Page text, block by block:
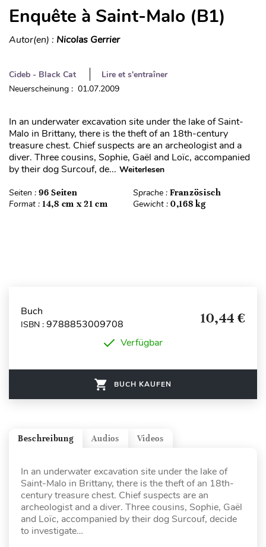
Enquête à Saint-Malo (B1)
Autor(en) : Nicolas Gerrier
Cideb - Black Cat
Lire et s'entraîner
Neuerscheinung : 01.07.2009
In an underwater excavation site under the lake of Saint-
Malo in Brittany, there is the theft of an 18th-century
treasure chest. Chief suspects are an archeologist and a
diver. Three cousins, Sophie, Gaël and Loïc, accompanied
by their dog Surcouf, de... Weiterlesen
Seiten : 96 Seiten Sprache : Französisch
Format : 14,8 cm x 21 cm Gewicht : 0,168 kg
Buch
ISBN : 9788853009708 10,44 €
Verfügbar
BUCH KAUFEN
Videos
Audios
Beschreibung
In an underwater excavation site under the lake of
Saint-Malo in Brittany, there is the theft of an 18th-
century treasure chest. Chief suspects are an
archeologist and a diver. Three cousins, Sophie, Gaël
and Loïc, accompanied by their dog Surcouf, decide
to investigate…